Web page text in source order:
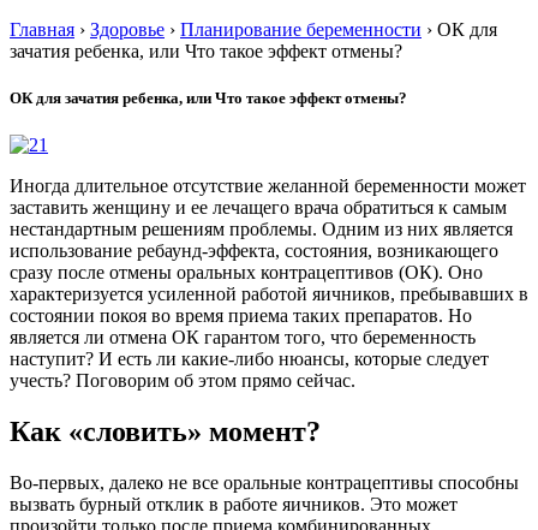
Главная › Здоровье › Планирование беременности › ОК для
зачатия ребенка, или Что такое эффект отмены?
ОК для зачатия ребенка, или Что такое эффект отмены?
Иногда длительное отсутствие желанной беременности может
заставить женщину и ее лечащего врача обратиться к самым
нестандартным решениям проблемы. Одним из них является
использование ребаунд-эффекта, состояния, возникающего
сразу после отмены оральных контрацептивов (ОК). Оно
характеризуется усиленной работой яичников, пребывавших в
состоянии покоя во время приема таких препаратов. Но
является ли отмена ОК гарантом того, что беременность
наступит? И есть ли какие-либо нюансы, которые следует
учесть? Поговорим об этом прямо сейчас.
Как «словить» момент?
Во-первых, далеко не все оральные контрацептивы способны
вызвать бурный отклик в работе яичников. Это может